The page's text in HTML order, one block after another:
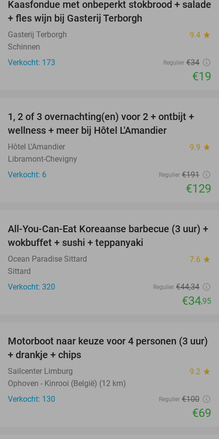
44%
Kaasfondue met onbeperkt stokbrood + salade
+ fles wijn bij Gasterij Terborgh
Gasterij Terborgh 9.4 star
Schinnen
Verkocht: 173
Regulier €34
€19
32%
TODAY
1, 2 of 3 overnachting(en) voor 2 + ontbijt +
wellness + meer bij Hôtel L'Amandier
Hôtel L'Amandier 9.9 star
Libramont-Chevigny
Verkocht: 6
Regulier €191
€129
21%
All-You-Can-Eat Koreaanse barbecue (3 uur) +
wokbuffet + sushi + teppanyaki
Ocean Paradise Sittard 7.6 star
Sittard
Verkocht: 320
Regulier €44,34
€34,95
31%
Motorboot naar keuze voor 4 personen (3 uur)
+ drankje + chips
Sailcenter Limburg 9.2 star
Ophoven - Kinrooi (België) (12 km)
Verkocht: 130
Regulier €100
€69